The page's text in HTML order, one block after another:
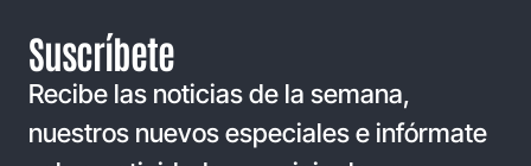
Suscríbete
Recibe las noticias de la semana,
nuestros nuevos especiales e infórmate